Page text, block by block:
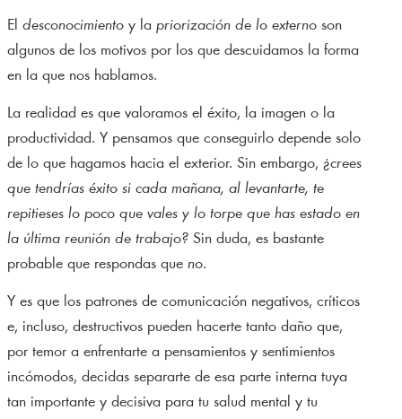
El desconocimiento y la priorización de lo externo son
algunos de los motivos por los que descuidamos la forma
en la que nos hablamos.
La realidad es que valoramos el éxito, la imagen o la
productividad. Y pensamos que conseguirlo depende solo
de lo que hagamos hacia el exterior. Sin embargo, ¿crees
que tendrías éxito si cada mañana, al levantarte, te
repitieses lo poco que vales y lo torpe que has estado en
la última reunión de trabajo? Sin duda, es bastante
probable que respondas que no.
Y es que los patrones de comunicación negativos, críticos
e, incluso, destructivos pueden hacerte tanto daño que,
por temor a enfrentarte a pensamientos y sentimientos
incómodos, decidas separarte de esa parte interna tuya
tan importante y decisiva para tu salud mental y tu